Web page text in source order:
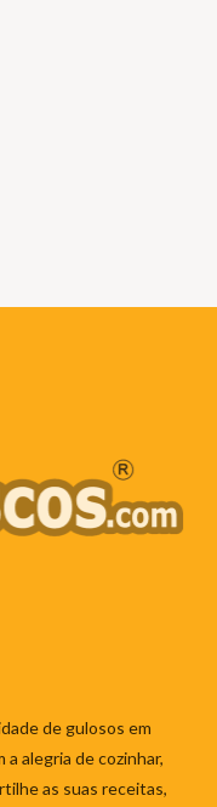
de gulosos em
alegria de cozinhar,
as suas receitas,